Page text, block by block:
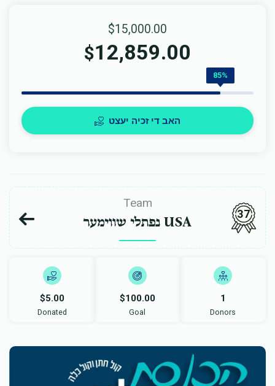
$15,000.00
$12,859.00
85%
האב די זכיה יעצט
Team
נפתלי שווימער USA 37
$5.00
Donated
$100.00
Goal
1
Donors